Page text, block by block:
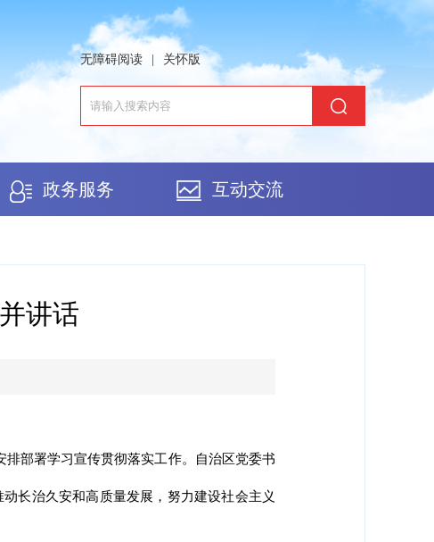
无障碍阅读 关怀版
政务服务 互动交流
讲话
部署学习宣传贯彻落实工作。自治区党委书
长治久安和高质量发展，努力建设社会主义